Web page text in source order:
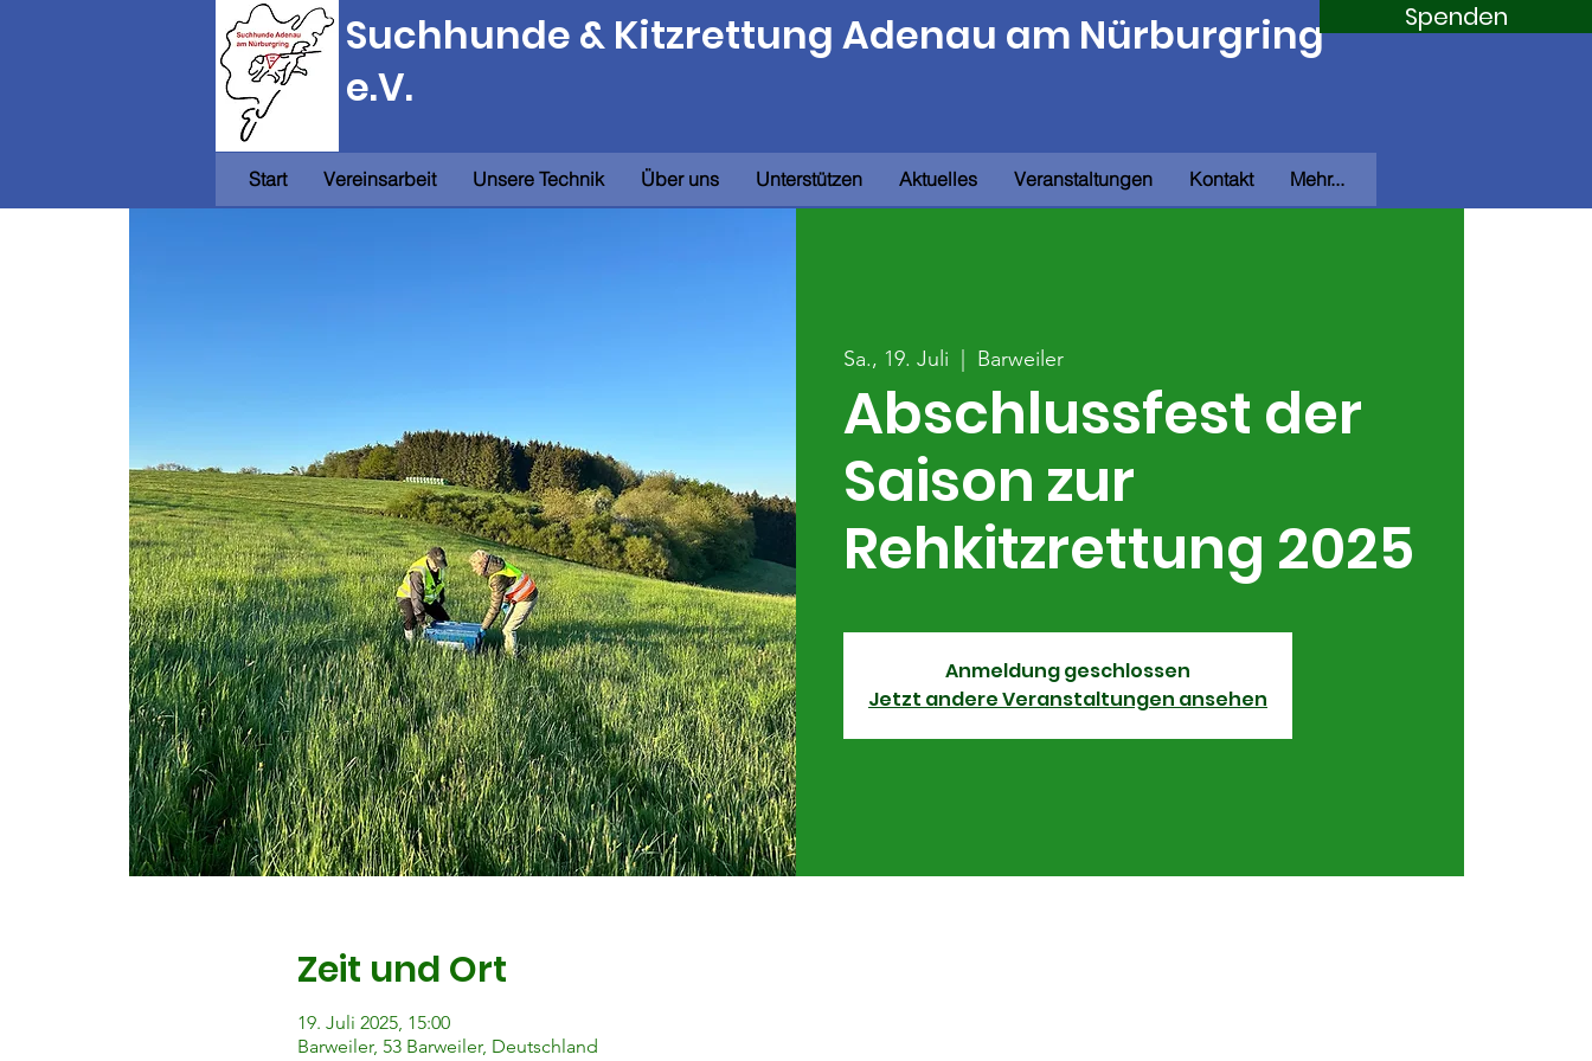
Spenden
Suchhunde & Kitzrettung Adenau am Nürburgring
e.V.
Start Vereinsarbeit Unsere Technik Über uns Unterstützen Aktuelles Veranstaltungen Kontakt Mehr...
Sa., 19. Juli Barweiler
Abschlussfest der
Saison zur
Rehkitzrettung 2025
Anmeldung geschlossen
Jetzt andere Veranstaltungen ansehen
Zeit und Ort
19. Juli 2025, 15:00
Barweiler, 53 Barweiler, Deutschland